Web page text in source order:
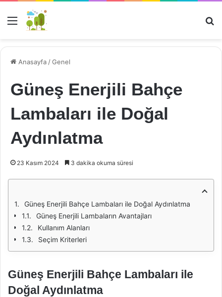
Menü
Anasayfa /Genel
Güneş Enerjili Bahçe
Lambaları ile Doğal
Aydınlatma
23 Kasım 2024 3 dakika okuma süresi
Güneş Enerjili Bahçe Lambaları ile Doğal Aydınlatma
Güneş Enerjili Lambaların Avantajları
Kullanım Alanları
Seçim Kriterleri
Güneş Enerjili Bahçe Lambaları ile
Doğal Aydınlatma